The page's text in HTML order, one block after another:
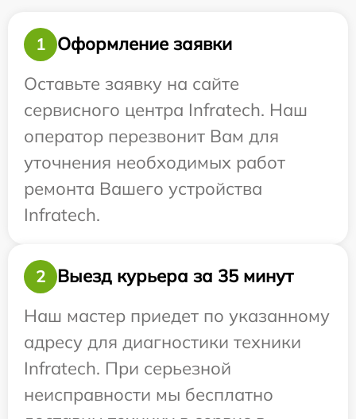
1
Оформление заявки
Оставьте заявку на сайте
сервисного центра Infratech. Наш
оператор перезвонит Вам для
уточнения необходимых работ
ремонта Вашего устройства
Infratech.
2
Выезд курьера за 35 минут
Наш мастер приедет по указанному
адресу для диагностики техники
Infratech. При серьезной
неисправности мы бесплатно